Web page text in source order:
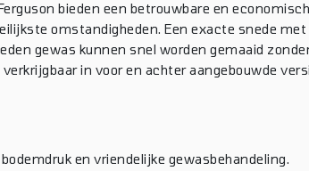
bieden een betrouwbare en
omstandigheden. Een exacte snede
gewas kunnen snel worden gemaaid
in voor en achter aangebouwde
en vriendelijke gewasbehandeling.